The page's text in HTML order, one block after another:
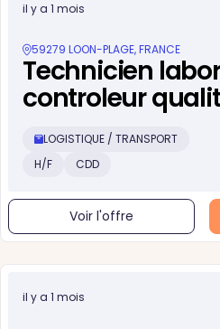
il y a 1 mois
59279 LOON-PLAGE, FRANCE
Technicien
controleur
LOGISTIQUE / TRANSPORT
H/F
CDD
Voir l'offre
il y a 1 mois